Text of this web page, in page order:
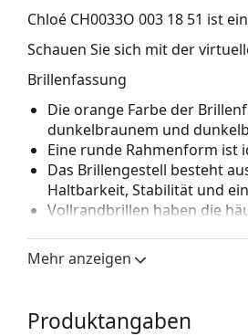
Chloé CH0033O 003 18 51 ist
Schauen Sie sich mit der
Brillenfassung
Die orange Farbe der
dunkelbraunem und
Eine runde Rahmenform ist
Das Brillengestell besteht
Haltbarkeit, Stabilität und
Vollrandbrillen haben die
Vorteile ist die Robustheit,
vor allem ihr Schutz vor
Zubehör
Mehr anzeigen
Produktangaben